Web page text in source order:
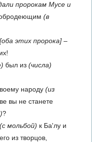
пророкам Мусе и
(в
[оба этих пророка] –
был из (числа)
народу (из
вы не станете
?
(с мольбой) к Ба'лу и
из творцов,